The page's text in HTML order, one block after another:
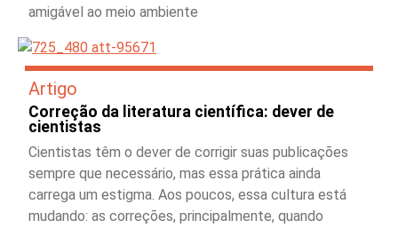
amigável ao meio ambiente
Artigo
Correção da literatura científica: dever de
cientistas
Cientistas têm o dever de corrigir suas publicações
sempre que necessário, mas essa prática ainda
carrega um estigma. Aos poucos, essa cultura está
mudando: as correções, principalmente, quando